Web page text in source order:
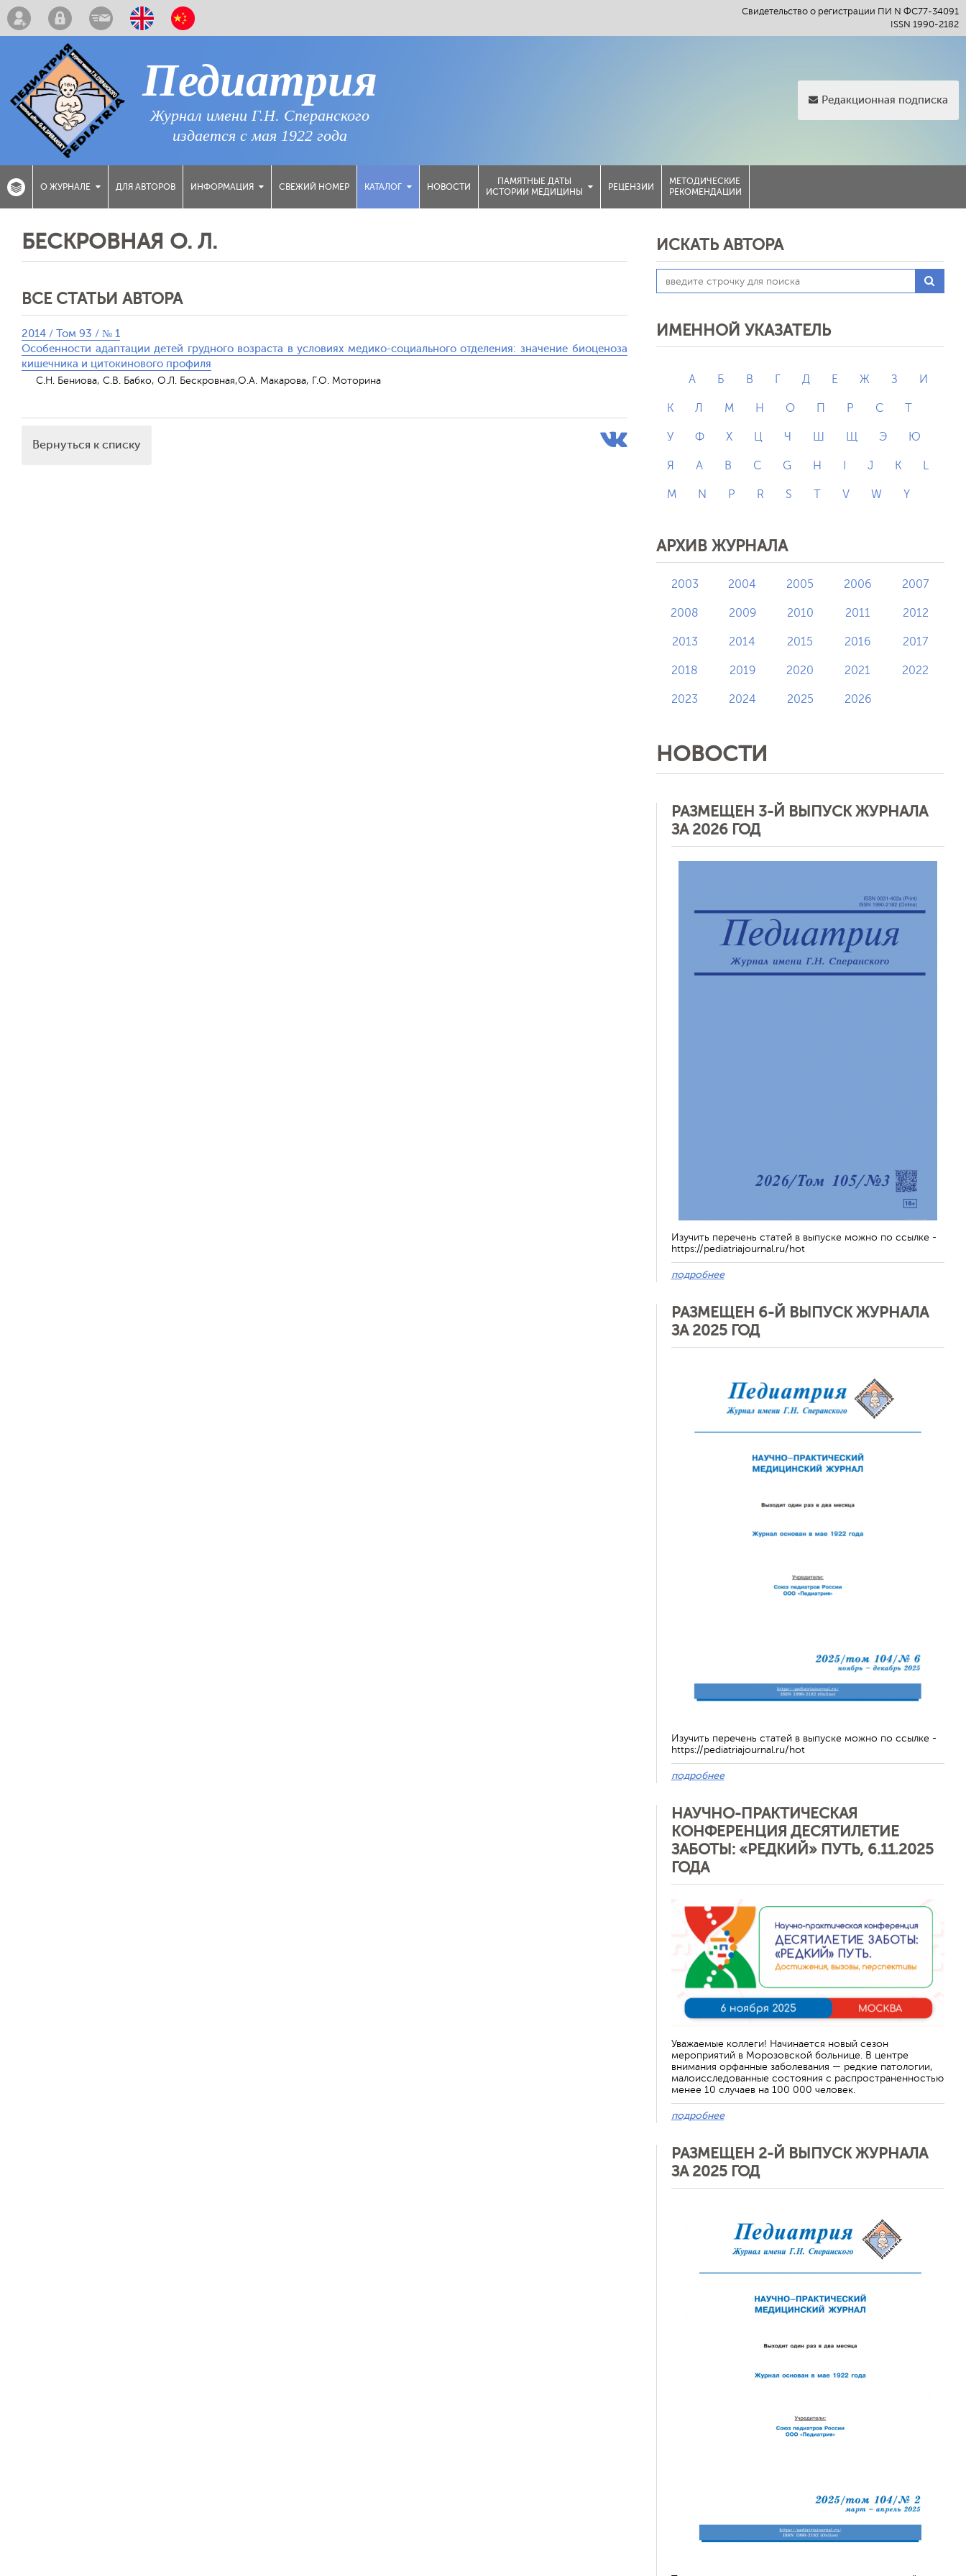
Свидетельство о регистрации ПИ N ФС77-34091
ISSN 1990-2182
Педиатрия
Журнал имени Г.Н. Сперанского
издается с мая 1922 года
Редакционная подписка
О ЖУРНАЛЕ ДЛЯ АВТОРОВ ИНФОРМАЦИЯ СВЕЖИЙ НОМЕР КАТАЛОГ НОВОСТИ
ПАМЯТНЫЕ ДАТЫ
ИСТОРИИ МЕДИЦИНЫ
РЕЦЕНЗИИ
МЕТОДИЧЕСКИЕ
РЕКОМЕНДАЦИИ
БЕСКРОВНАЯ О. Л.
ВСЕ СТАТЬИ АВТОРА
2014 / Том 93 / № 1
Особенности адаптации детей грудного возраста в условиях медико-социального отделения: значение биоценоза
кишечника и цитокинового профиля
С.Н. Бениова, С.В. Бабко, О.Л. Бескровная,О.А. Макарова, Г.О. Моторина
Вернуться к списку
ИСКАТЬ АВТОРА
ИМЕННОЙ УКАЗАТЕЛЬ
А Б В Г Д Е Ж З И
К Л М Н О П Р С Т
У Ф Х Ц Ч Ш Щ Э Ю
Я A B C G H J K L
M N P R S T V W Y
АРХИВ ЖУРНАЛА
2003 2004 2005 2006 2007
2008 2009 2010 2011 2012
2013 2014 2015 2016 2017
2018 2019 2020 2021 2022
2023 2024 2025 2026
НОВОСТИ
РАЗМЕЩЕН 3-Й ВЫПУСК ЖУРНАЛА
ЗА 2026 ГОД
Изучить перечень статей в выпуске можно по ссылке -
https://pediatriajournal.ru/hot
подробнее
РАЗМЕЩЕН 6-Й ВЫПУСК ЖУРНАЛА
ЗА 2025 ГОД
Изучить перечень статей в выпуске можно по ссылке -
https://pediatriajournal.ru/hot
подробнее
НАУЧНО-ПРАКТИЧЕСКАЯ
КОНФЕРЕНЦИЯ ДЕСЯТИЛЕТИЕ
ЗАБОТЫ: «РЕДКИЙ» ПУТЬ, 6.11.2025
ГОДА
Уважаемые коллеги! Начинается новый сезон
мероприятий в Морозовской больнице. В центре
внимания орфанные заболевания — редкие патологии,
малоисследованные состояния с распространенностью
менее 10 случаев на 100 000 человек.
подробнее
РАЗМЕЩЕН 2-Й ВЫПУСК ЖУРНАЛА
ЗА 2025 ГОД
Отменить